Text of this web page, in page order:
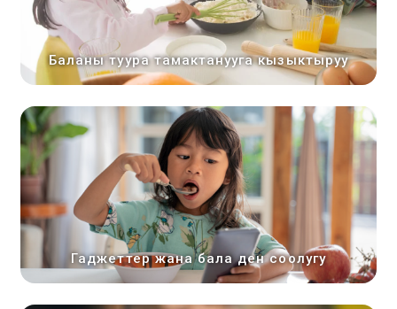
Баланы туура тамактанууга кызыктыруу
Гаджеттер жана бала ден соолугу